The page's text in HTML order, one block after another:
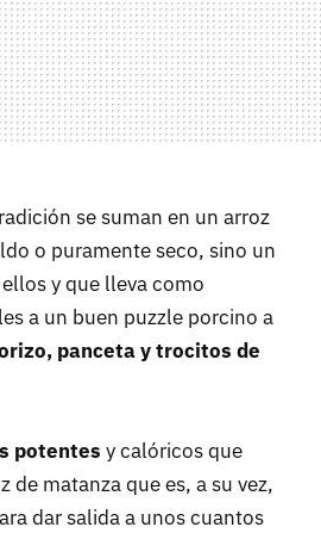
se suman en un arroz
o puramente seco, sino un
y que lleva como
a un buen puzzle porcino a
panceta y trocitos de
potentes y calóricos que
de matanza que es, a su vez,
dar salida a unos cuantos